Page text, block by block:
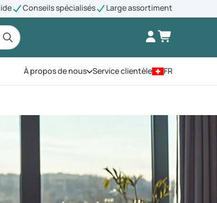
Conseils spécialisés Large assortiment
À propos de nousOuvrez le menu
Service clientèle FR